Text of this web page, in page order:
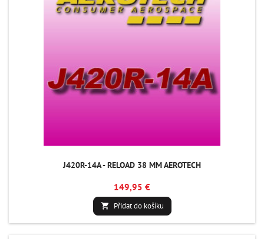
J420R-14A - RELOAD 38 MM AEROTECH
149,95 €
 Přidat do košíku